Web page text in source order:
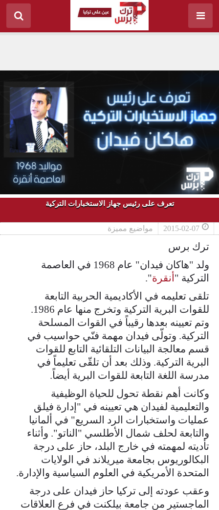
تعرف على رئيس جهاز الاستخبارات التركية
2015-02-07 مواضيع مميزة
ترك برس
ولد "هاكان فيدان" عام 1968 في العاصمة
التركية " أنقرة".
تلقى تعليمه في الأكاديمية الحربية التابعة
للقوات البرية التركية وتخرج منها عام 1986.
وتم تعيينه بعدها رقيباً في القوات المسلحة
التركية. وتولّى فيدان مهمة فنّي حواسيب في
قسم معالجة البيانات التلقائية التابع للقوات
البرية التركية. وذلك بعد أن تلقّى تعليماً في
مدرسة اللغة التابعة للقوات البرية أيضاً.
وكانت أهم نقطة تحول للحياة الوظيفية
والتعليمية لفيدان هي تعيينه في "إدارة فيلق
عمليات واستخبارات الرد السريع" في ألمانيا
والتابعة لحلف شمال الأطلسي "الناتو". وأثناء
تأديته لمهمته في خارج البلد، حاز على درجة
البكالوريوس بجامعة ميريلاند في الولايات
المتحدة الأمريكية في العلوم السياسية والإدارة.
وعقب عودته إلى تركيا حاز فيدان على درجة
الماجستير من جامعة بيلكنت في فرع العلاقات